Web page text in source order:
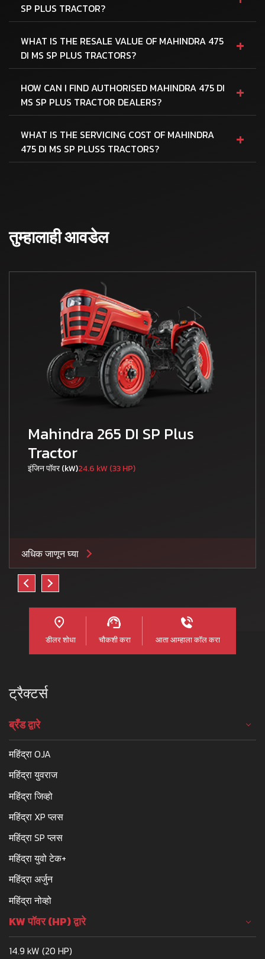
SP PLUS TRACTOR?
WHAT IS THE RESALE VALUE OF MAHINDRA 475
DI MS SP PLUS TRACTORS?
+
HOW CAN I FIND AUTHORISED MAHINDRA 475 DI
MS SP PLUS TRACTOR DEALERS?
+
WHAT IS THE SERVICING COST OF MAHINDRA
475 DI MS SP PLUSS TRACTORS?
+
तुम्हालाही आवडेल
Mahindra 265 DI SP Plus
Tractor
इंजिन पॉवर (kW)24.6 kW (33 HP)
अधिक जाणून घ्या
डीलर शोधा चौकशी करा आता आम्हाला कॉल करा
ट्रैक्टर्स
ब्रँड द्वारे
महिंद्रा OJA
महिंद्रा युवराज
महिंद्रा जिव्हो
महिंद्रा XP प्लस
महिंद्रा SP प्लस
महिंद्रा युवो टेक+
महिंद्रा अर्जुन
महिंद्रा नोव्हो
KW पॉवर (HP) द्वारे
14.9 kW (20 HP)